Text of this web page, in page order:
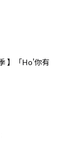
】「Ho'你有